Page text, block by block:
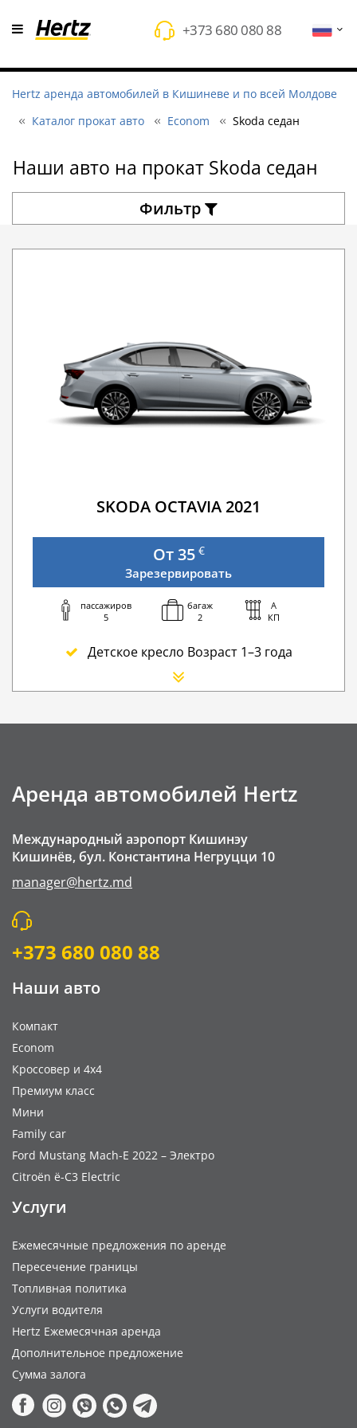
+373 680 080 88
Hertz аренда автомобилей в Кишиневе и по всей Молдове
Каталог прокат авто
Econom Skoda седан
Наши авто на прокат Skoda седан
Фильтр
SKODA OCTAVIA 2021
От 35 €
Зарезервировать
пассажиров
5
багаж
2
A
КП
Детское кресло Возраст 1–3 года
Сиденье для новорожденного
Детское кресло Buster — сиденье-бустер
Мобильный Wi-Fi
Пересечение границы Румыния
Плата за мойку автомобиля
Go Chisinau Airport Shuttle Bus Service And
Аренда автомобилей Hertz
Международный аэропорт Кишинэу
Кишинёв, бул. Константина Негруцци 10
manager@hertz.md
+373 680 080 88
Наши авто
Компакт
Econom
Кроссовер и 4x4
Премиум класс
Мини
Family car
Ford Mustang Mach-E 2022 – Электро
Citroën ë-C3 Electric
Услуги
Ежемесячные предложения по аренде
Пересечение границы
Топливная политика
Услуги водителя
Hertz Ежемесячная аренда
Дополнительное предложение
Сумма залога